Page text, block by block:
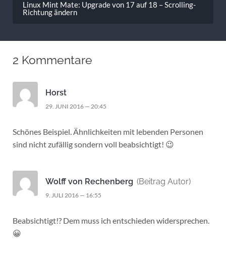
Linux Mint Mate: Upgrade von 17 auf 18 – Scrolling-
Richtung ändern
2 Kommentare
Horst
29. JUNI 2016 — 20:45
Schönes Beispiel. Ähnlichkeiten mit lebenden Personen
sind nicht zufällig sondern voll beabsichtigt! 😉
Wolff von Rechenberg (Beitrag Autor)
9. JULI 2016 — 16:55
Beabsichtigt!? Dem muss ich entschieden widersprechen.
😀